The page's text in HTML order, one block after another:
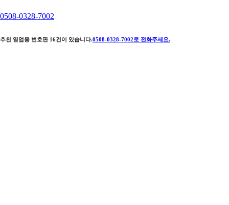
0508-0328-7002
추천 영업용 번호판 16건이 있습니다.0508-0328-7002 로 전화주세요.